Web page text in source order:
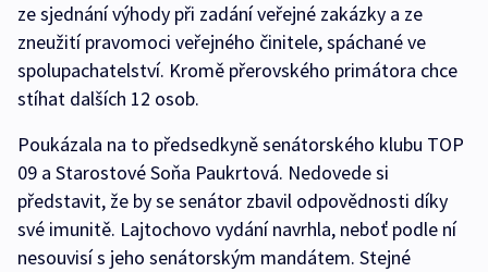
ze sjednání výhody při zadání veřejné zakázky a ze
zneužití pravomoci veřejného činitele, spáchané ve
spolupachatelství. Kromě přerovského primátora chce
stíhat dalších 12 osob.
Poukázala na to předsedkyně senátorského klubu TOP
09 a Starostové Soňa Paukrtová. Nedovede si
představit, že by se senátor zbavil odpovědnosti díky
své imunitě. Lajtochovo vydání navrhla, neboť podle ní
nesouvisí s jeho senátorským mandátem. Stejné